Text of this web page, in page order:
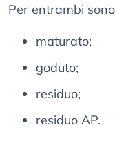
Per entrambi
maturato;
goduto;
residuo;
residuo AP.